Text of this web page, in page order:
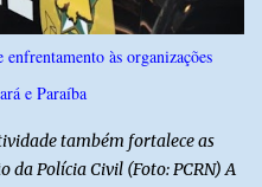
ainda desconhecida. A
o crime e realiza diligências
veículo e identificar os
que possa ajudar na
às organizações
e Paraíba
também fortalece as
da Polícia Civil (Foto: PCRN) A